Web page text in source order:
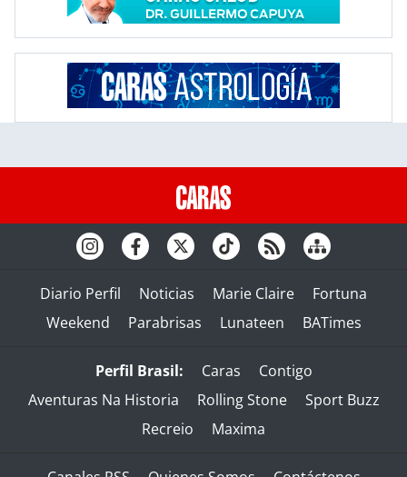
Diario Perfil Noticias Marie Claire
Fortuna
Weekend
Parabrisas Lunateen BATimes
Perfil Brasil: Caras
Contigo
Aventuras Na Historia
Rolling Stone
Sport Buzz
Recreio
Maxima